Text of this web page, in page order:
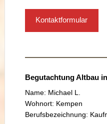
Kontaktformular
Begutachtung Altbau
Name: Michael L.
Wohnort: Kempen
Berufsbezeichnung: